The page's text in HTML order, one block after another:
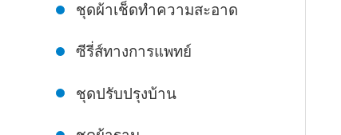
ชุดผ้าเช็ดทําความสะอาด
ซีรี่ส์ทางการแพทย์
ชุดปรับปรุงบ้าน